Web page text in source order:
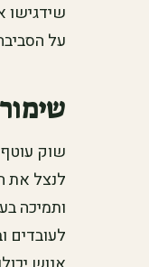
שידגישו
על
שוק
לנצל את
ותמיכה
לעובדים